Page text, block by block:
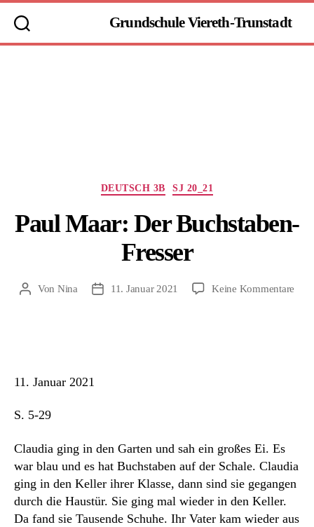
Grundschule Viereth-Trunstadt
Kategorien
DEUTSCH 3B SJ 20_21
Paul Maar: Der Buchstaben-
Fresser
Beitragsautor
Von Nina Beitragsdatum
11. Januar 2021 Keine Kommentare
11. Januar 2021
S. 5-29
Claudia ging in den Garten und sah ein großes Ei. Es
war blau und es hat Buchstaben auf der Schale. Claudia
ging in den Keller ihrer Klasse, dann sind sie gegangen
durch die Haustür. Sie ging mal wieder in den Keller.
Da fand sie Tausende Schuhe. Ihr Vater kam wieder aus